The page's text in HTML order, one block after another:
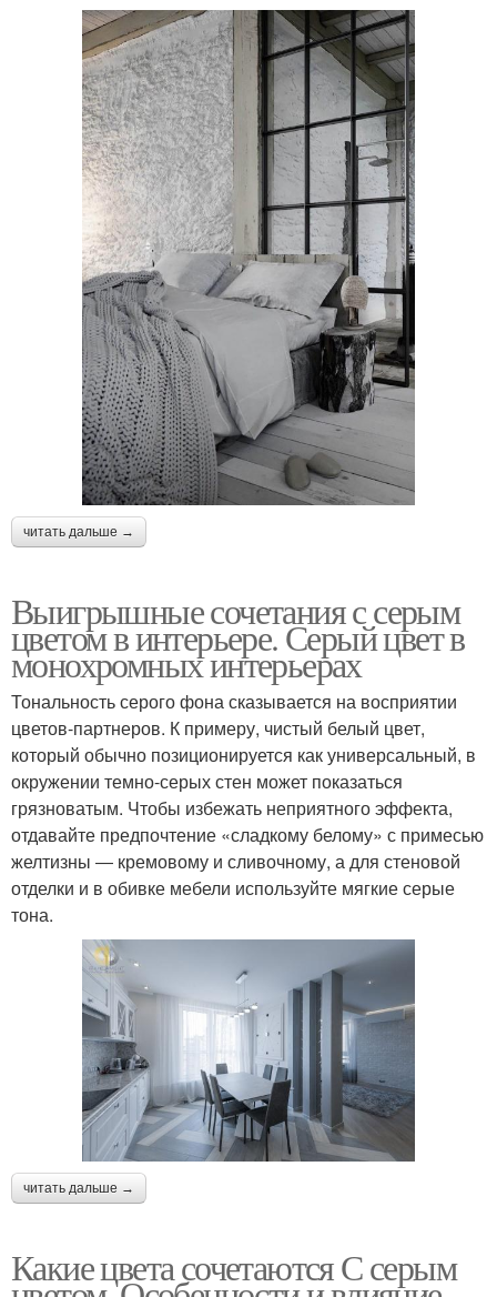
читать дальше →
Выигрышные сочетания с серым
цветом в интерьере. Серый цвет в
монохромных интерьерах
Тональность серого фона сказывается на восприятии
цветов-партнеров. К примеру, чистый белый цвет,
который обычно позиционируется как универсальный, в
окружении темно-серых стен может показаться
грязноватым. Чтобы избежать неприятного эффекта,
отдавайте предпочтение «сладкому белому» с примесью
желтизны ― кремовому и сливочному, а для стеновой
отделки и в обивке мебели используйте мягкие серые
тона.
читать дальше →
Какие цвета сочетаются С серым